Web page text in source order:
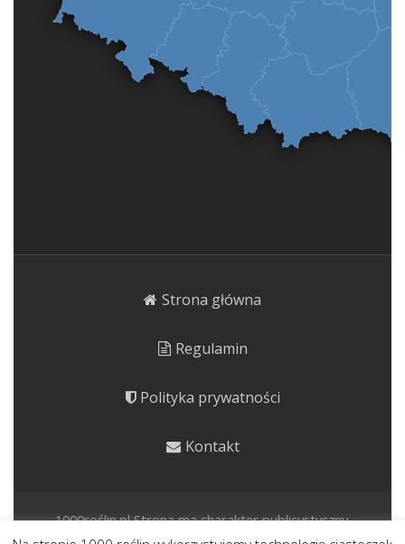
Strona główna
Regulamin
Polityka prywatności
Kontakt
1000roślin.pl Strona ma charakter publicystyczny.